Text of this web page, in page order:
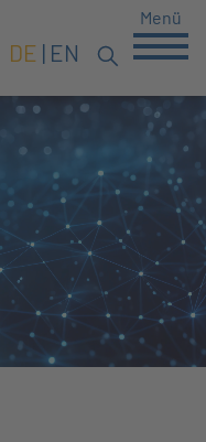
DE EN
Menü